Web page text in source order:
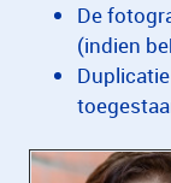
De
(indien